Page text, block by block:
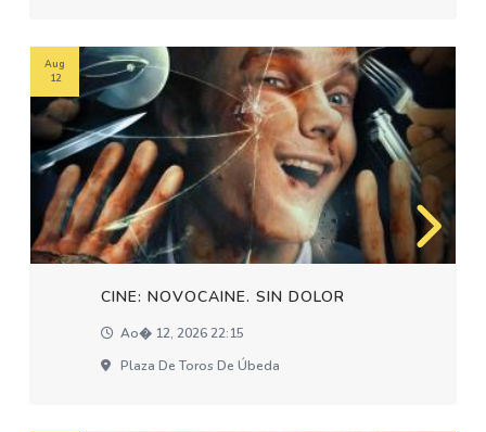
CINE: NOVOCAINE. SIN DOLOR
Ao� 12, 2026 22:15
Plaza De Toros De Úbeda
Aug
12